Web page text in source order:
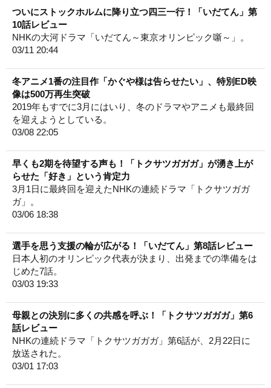
ついにストックホルムに降り立つ四三一行！「いだてん」第
10話レビュー
NHKの大河ドラマ「いだてん～東京オリンピック噺～」。
03/11 20:44
冬アニメ1番の注目作「かぐや様は告らせたい」、特別ED映
像は500万再生突破
2019年もすでに3月にはいり、冬のドラマやアニメも最終回
を迎えようとしている。
03/08 22:05
早くも2期を待望する声も！「トクサツガガガ」が湧き上が
らせた「好き」という肯定力
3月1日に最終回を迎えたNHKの連続ドラマ「トクサツガガ
ガ」。
03/06 18:38
選手を思う支援の輪が広がる！「いだてん」第8話レビュー
日本人初のオリンピック代表が決まり、出発までの準備をは
じめた7話。
03/03 19:33
母親との決別に多くの共感を呼ぶ！「トクサツガガガ」第6
話レビュー
NHKの連続ドラマ「トクサツガガガ」第6話が、2月22日に
放送された。
03/01 17:03